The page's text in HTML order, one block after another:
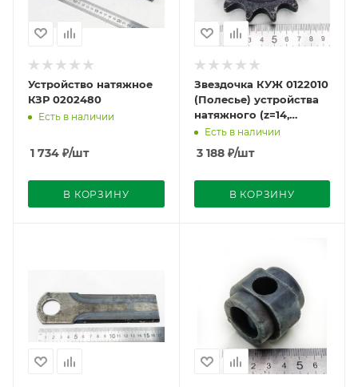
Устройство натяжное
КЗР 0202480
Есть в наличии
1 734 ₽/шт
В КОРЗИНУ
Звездочка КУЖ 0122010
(Полесье) устройства
натяжного (z=14,
t=19.05)
Есть в наличии
3 188₽/шт
В КОРЗИНУ